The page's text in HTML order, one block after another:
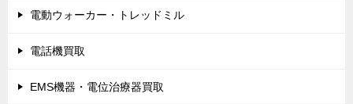
電動ウォーカー・トレッドミル
電話機買取
EMS機器・電位治療器買取